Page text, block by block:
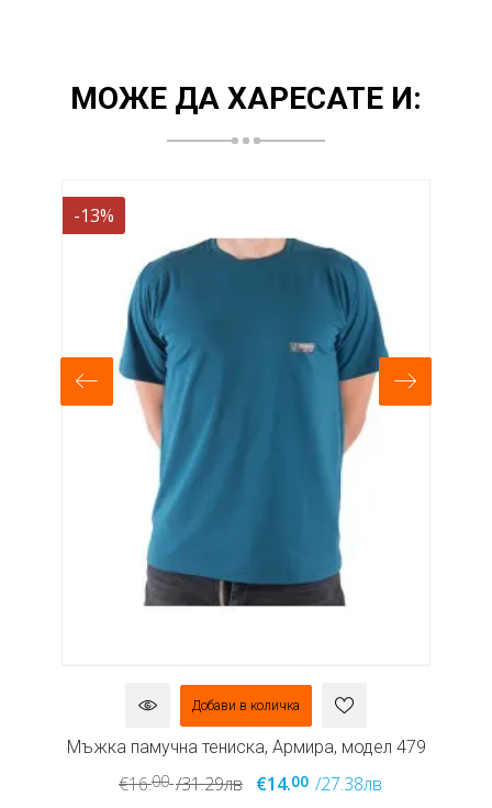
МОЖЕ ДА ХАРЕСАТЕ И:
-13%
Добави в количка
Мъжка памучна тениска, Армира, модел 479
€16.00 /31.29лв €14.00 /27.38лв